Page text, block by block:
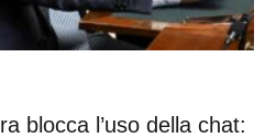
blocca l’uso della chat: